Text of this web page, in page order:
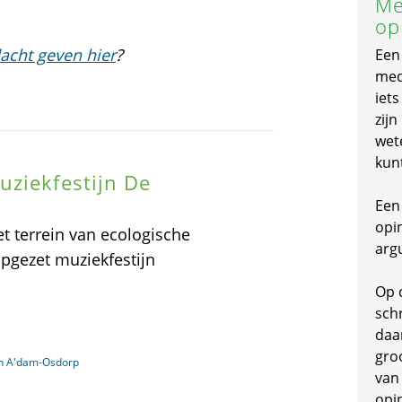
geven hier?
De
terrein van ecologische
muziekfestijn
A'dam-Osdorp
zijn
Op